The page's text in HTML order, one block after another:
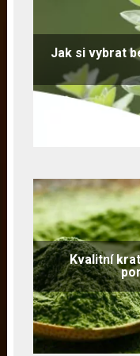
Jak si vybrat
Kvalitní